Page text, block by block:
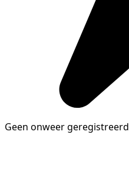
Geen onweer geregistreerd